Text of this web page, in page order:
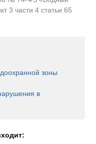
3 части 4 статьи 65
зоны
в